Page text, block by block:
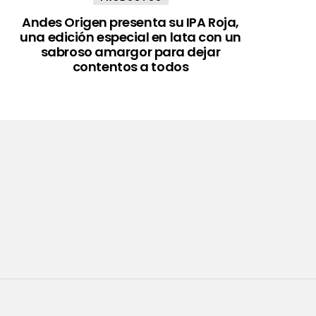
Andes Origen presenta su IPA Roja,
una edición especial en lata con un
sabroso amargor para dejar
contentos a todos